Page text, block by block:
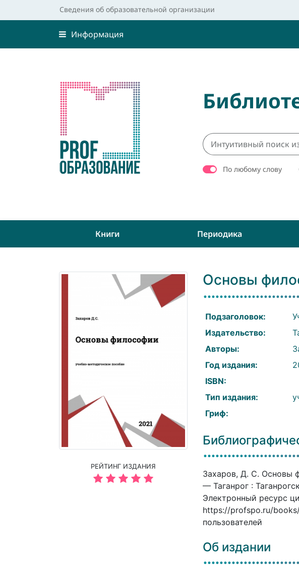
Сведения об образовательной организации
Информация
По любому слову
Книги Периодика
РЕЙТИНГ ИЗДАНИЯ
Основы
Подзаголовок:
Издательство:
Авторы:
Год издания:
ISBN:
Тип издания:
Гриф:
Захаров, Д. С. Основы
— Таганрог :
Электронный ресурс
https://profspo.ru/
пользователей
Об издании